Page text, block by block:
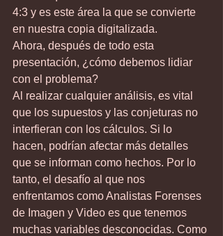
4:3 y es este área la que se convierte
en nuestra copia digitalizada.
Ahora, después de todo esta
presentación, ¿cómo debemos lidiar
con el problema?
Al realizar cualquier análisis, es vital
que los supuestos y las conjeturas no
interfieran con los cálculos. Si lo
hacen, podrían afectar más detalles
que se informan como hechos. Por lo
tanto, el desafío al que nos
enfrentamos como Analistas Forenses
de Imagen y Video es que tenemos
muchas variables desconocidas. Como